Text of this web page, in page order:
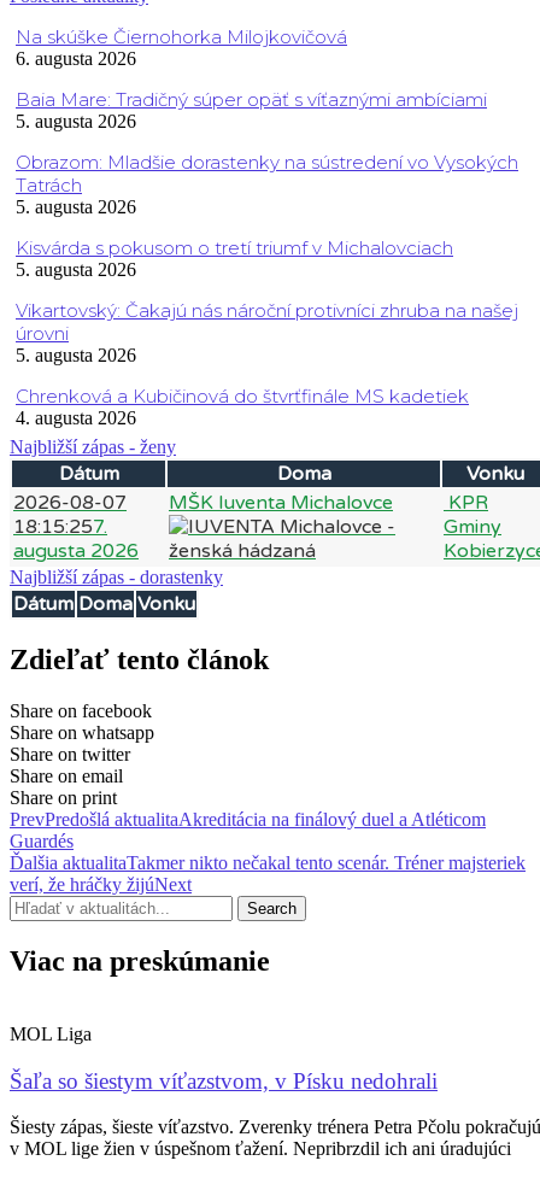
Na skúške Čiernohorka Milojkovičová
6. augusta 2026
Baia Mare: Tradičný súper opäť s víťaznými ambíciami
5. augusta 2026
Obrazom: Mladšie dorastenky na sústredení vo Vysokých
Tatrách
5. augusta 2026
Kisvárda s pokusom o tretí triumf v Michalovciach
5. augusta 2026
Vikartovský: Čakajú nás nároční protivníci zhruba na našej
úrovni
5. augusta 2026
Chrenková a Kubičinová do štvrťfinále MS kadetiek
4. augusta 2026
Najbližší zápas - ženy
Dátum Doma
Vonku
2026-08-07
18:15:257.
augusta 2026
MŠK Iuventa Michalovce
KPR
Gminy
Najbližší zápas - dorastenky
Dátum Doma Vonku
Zdieľať tento článok
Share on facebook
Share on whatsapp
Share on twitter
Share on email
Share on print
PrevPredošlá aktualitaAkreditácia na finálový duel a Atléticom
Guardés
Ďalšia aktualitaTakmer nikto nečakal tento scenár. Tréner majsteriek
verí, že hráčky žijúNext
Search
Viac na preskúmanie
MOL Liga
Šaľa so šiestym víťazstvom, v Písku nedohrali
Šiesty zápas, šieste víťazstvo. Zverenky trénera Petra Pčolu pokračujú
v MOL lige žien v úspešnom ťažení. Nepribrzdil ich ani úradujúci